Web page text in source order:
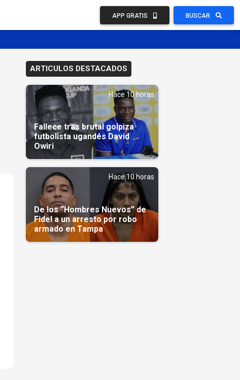
APP GRATIS BUSCAR
ARTICULOS DESTACADOS
Hace 10 horas
Fallece tras brutal golpiza
futbolista ugandés David
Owiri
Hace 10 horas
De los “Hombres Nuevos” de
Fidel a un arresto por robo
armado en Tampa